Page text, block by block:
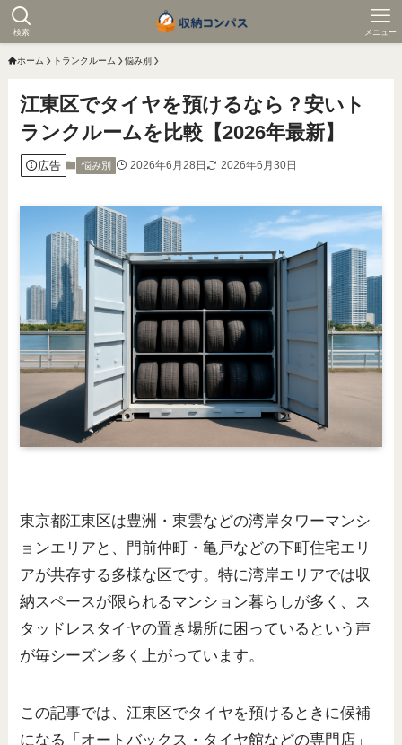
検索 メニュー
ホーム トランクルーム 悩み別
江東区でタイヤを預けるなら？安いト
ランクルームを比較【2026年最新】
広告 悩み別 2026年6月28日 2026年6月30日
東京都江東区は豊洲・東雲などの湾岸タワーマンシ
ョンエリアと、門前仲町・亀戸などの下町住宅エリ
アが共存する多様な区です。特に湾岸エリアでは収
納スペースが限られるマンション暮らしが多く、ス
タッドレスタイヤの置き場所に困っているという声
が毎シーズン多く上がっています。
この記事では、江東区でタイヤを預けるときに候補
になる「オートバックス・タイヤ館などの専門店」